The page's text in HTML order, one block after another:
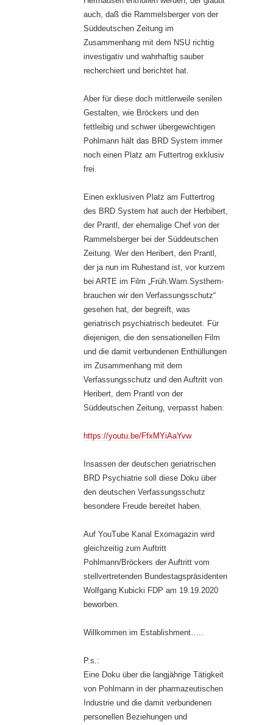
auch, daß die Rammelsberger von der
Süddeutschen Zeitung im
Zusammenhang mit dem NSU richtig
investigativ und wahrhaftig sauber
recherchiert und berichtet hat.
Aber für diese doch mittlerweile senilen
Gestalten, wie Bröckers und den
fettleibig und schwer übergewichtigen
Pohlmann hält das BRD System immer
noch einen Platz am Futtertrog exklusiv
frei.
Einen exklusiven Platz am Futtertrog
des BRD System hat auch der Herbibert,
der Prantl, der ehemalige Chef von der
Rammelsberger bei der Süddeutschen
Zeitung. Wer den Heribert, den Prantl,
der ja nun im Ruhestand ist, vor kurzem
bei ARTE im Film „Früh.Warn.Systhem-
brauchen wir den Verfassungsschutz“
gesehen hat, der begreift, was
geriatrisch psychiatrisch bedeutet. Für
diejenigen, die den sensationellen Film
und die damit verbundenen Enthüllungen
im Zusammenhang mit dem
Verfassungsschutz und den Auftritt von
Heribert, dem Prantl von der
Süddeutschen Zeitung, verpasst haben:
https://youtu.be/FfxMYiAaYvw
Insassen der deutschen geriatrischen
BRD Psychiatrie soll diese Doku über
den deutschen Verfassungsschutz
besondere Freude bereitet haben.
Auf YouTube Kanal Exomagazin wird
gleichzeitig zum Auftritt
Pohlmann/Bröckers der Auftritt vom
stellvertretenden Bundestagspräsidenten
Wolfgang Kubicki FDP am 19.19.2020
beworben.
Willkommen im Establishment…..
P.s.:
Eine Doku über die langjährige Tätigkeit
von Pohlmann in der pharmazeutischen
Industrie und die damit verbundenen
personellen Beziehungen und